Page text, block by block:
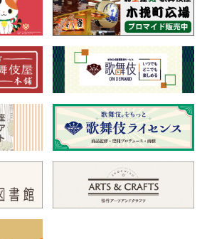
しまれ、親子の恩愛を描いた心温まる人
忠信の演じ分けや数々の仕掛け、早替りな
演出でお楽しみいただきます。演出上の制
道上の宙乗りにて、狐忠信が古巣へと飛